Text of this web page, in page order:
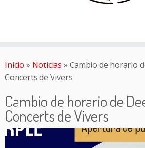
Inicio » Noticias » Cambio de horario
Concerts de Vivers
Cambio de horario de
Concerts de Vivers